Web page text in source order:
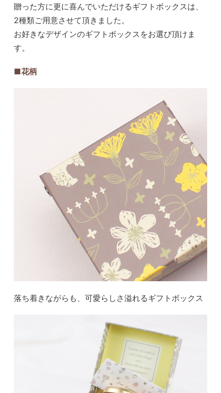
贈った方に更に喜んでいただけるギフトボックスは、
2種類ご用意させて頂きました。
お好きなデザインのギフトボックスをお選び頂けま
す。
■花柄
落ち着きながらも、可愛らしさ溢れるギフトボックス